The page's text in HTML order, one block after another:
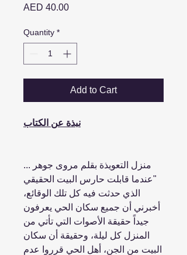
AED 40.00Price
Quantity *
Add to Cart
نبذة عن الكتاب
منزل التعويذة بقلم مروى جوهر ...
"عندما قابلت حارس البيت الحقيقي
الذي حدثت فيه كل تلك الوقائع،
أخبرني أن جميع سكان الحي يعرفون
جيداً حقيقة الأصوات التي تأتي من
المنزل كل ليلة، وحقيقة أن سكان
البيت من الجن، أهل الحي قرروا عدم